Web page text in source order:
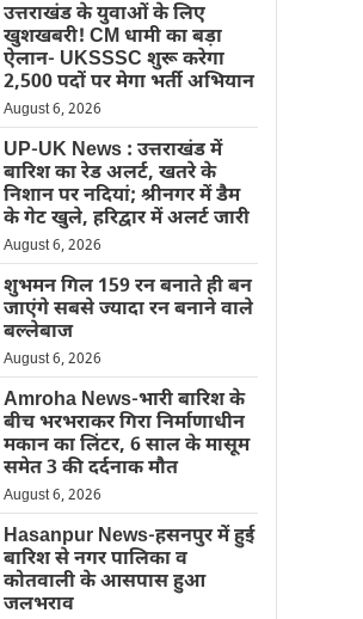
उत्तराखंड के युवाओं के लिए
खुशखबरी! CM धामी का बड़ा
ऐलान- UKSSSC शुरू करेगा
2,500 पदों पर मेगा भर्ती अभियान
August 6, 2026
UP-UK News : उत्तराखंड में
बारिश का रेड अलर्ट, खतरे के
निशान पर नदियां; श्रीनगर में डैम
के गेट खुले, हरिद्वार में अलर्ट जारी
August 6, 2026
शुभमन गिल 159 रन बनाते ही बन
जाएंगे सबसे ज्यादा रन बनाने वाले
बल्लेबाज
August 6, 2026
Amroha News-भारी बारिश के
बीच भरभराकर गिरा निर्माणाधीन
मकान का लिंटर, 6 साल के मासूम
समेत 3 की दर्दनाक मौत
August 6, 2026
Hasanpur News-हसनपुर में हुई
बारिश से नगर पालिका व
कोतवाली के आसपास हुआ
जलभराव